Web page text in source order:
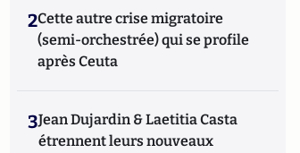
2Cette autre crise migratoire
(semi-orchestrée) qui se profile
après Ceuta
3Jean Dujardin & Laetitia Casta
étrennent leurs nouveaux